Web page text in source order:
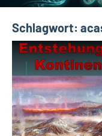
Schlagwort: